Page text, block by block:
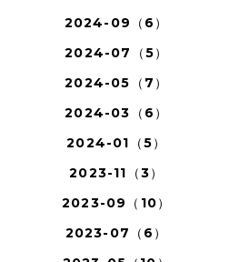
2024-09（6）
2024-07（5）
2024-05（7）
2024-03（6）
2024-01（5）
2023-11（3）
2023-09（10）
2023-07（6）